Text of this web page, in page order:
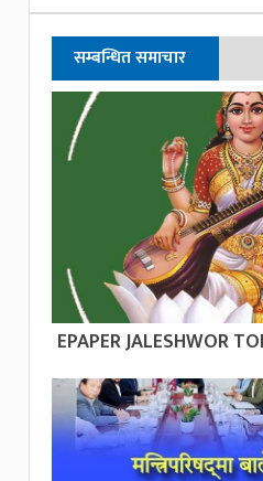
सम्बन्धित समाचार
EPAPER JALESHWOR